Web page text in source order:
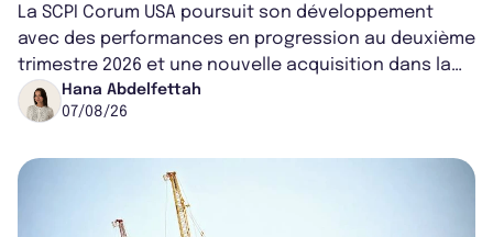
La SCPI Corum USA poursuit son développement
avec des performances en progression au deuxième
trimestre 2026 et une nouvelle acquisition dans la
région de Chicago. Entre hausse de...
Hana Abdelfettah
07/08/26